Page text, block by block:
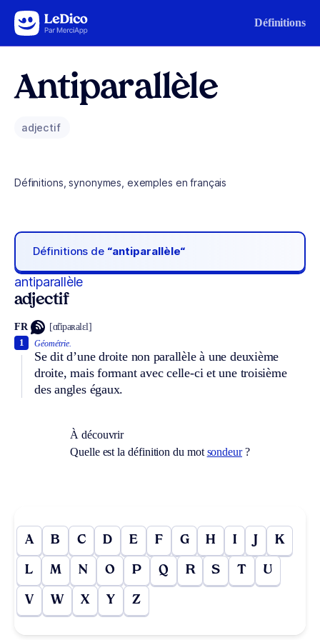
Aller au contenu Définitions
Antiparallèle
adjectif
Définitions, synonymes, exemples en français
Définitions de “antiparallèle“
antiparallèle
adjectif
FR [ɑ̃tipaʀalɛl]
Géométrie.
Se dit d’une droite non parallèle à une deuxième
droite, mais formant avec celle-ci et une troisième
des angles égaux.
1
À découvrir
Quelle est la définition du mot sondeur?
A B C D E F G H I J K
L M N O P Q R S T U
V W X Y Z